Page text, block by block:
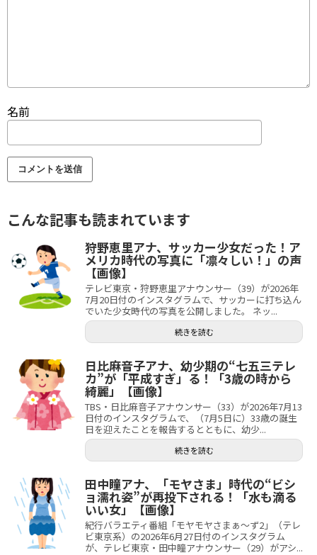
名前
こんな記事も読まれています
狩野恵里アナ、サッカー少女だった！ア
メリカ時代の写真に「凛々しい！」の声
【画像】
テレビ東京・狩野恵里アナウンサー（39）が2026年
7月20日付のインスタグラムで、サッカーに打ち込ん
でいた少女時代の写真を公開しました。 ネッ...
続きを読む
日比麻音子アナ、幼少期の“七五三テレ
カ”が「平成すぎ」る！「3歳の時から
綺麗」【画像】
TBS・日比麻音子アナウンサー（33）が2026年7月13
日付のインスタグラムで、（7月5日に）33歳の誕生
日を迎えたことを報告するとともに、幼少...
続きを読む
田中瞳アナ、「モヤさま」時代の“ビシ
ョ濡れ姿”が再投下される！「水も滴る
いい女」【画像】
紀行バラエティ番組「モヤモヤさまぁ～ず2」（テレ
ビ東京系）の2026年6月27日付のインスタグラム
が、テレビ東京・田中瞳アナウンサー（29）がアシ...